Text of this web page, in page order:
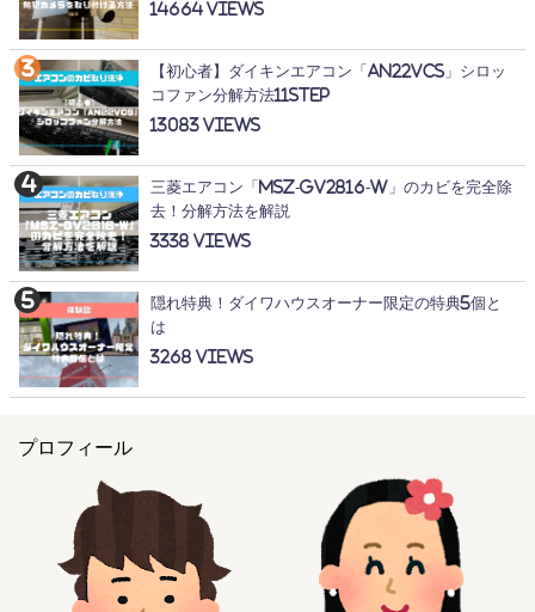
14664
【初心者】ダイキンエアコン「AN22VCS」シロッ
コファン分解方法11STEP
13083
三菱エアコン「MSZ-GV2816-W」のカビを完全除
去！分解方法を解説
3338
隠れ特典！ダイワハウスオーナー限定の特典5個と
は
3268
プロフィール